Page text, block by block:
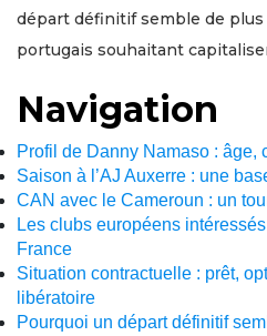
départ définitif semble de
portugais souhaitant
Navigation
Profil de Danny Namaso : âge,
Saison à l’AJ Auxerre : une
CAN avec le Cameroun : un
Les clubs européens
France
Situation contractuelle : prêt,
libératoire
Pourquoi un départ définitif